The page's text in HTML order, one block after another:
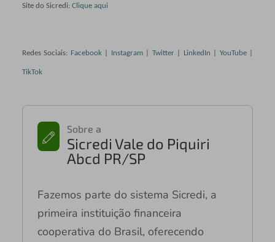
Site do Sicredi:Clique aqui
Redes Sociais: Facebook| Instagram| Twitter LinkedIn YouTube|
TikTok
Sobre a
Sicredi Vale do Piquiri
Abcd PR/SP
Fazemos parte do sistema Sicredi, a
primeira instituição financeira
cooperativa do Brasil, oferecendo